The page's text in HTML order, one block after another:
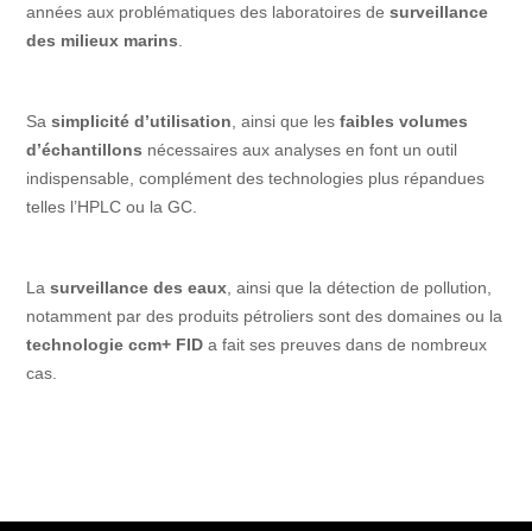
années aux problématiques des laboratoires desurveillance
des milieux marins
Sasimplicité d’utilisation , ainsi que lesfaibles volumes
d’échantillons nécessaires aux analyses en font un outil
indispensable, complément des technologies plus répandues
telles l’HPLC ou la GC.
Lasurveillance des eaux, ainsi que la détection de pollution,
notamment par des produits pétroliers sont des domaines ou la
technologie ccm+ FID a fait ses preuves dans de nombreux
cas.